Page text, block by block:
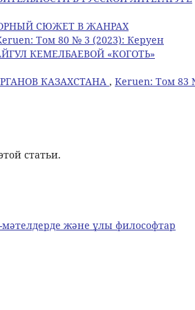
СЮЖЕТ В ЖАНРАХ
Том 80 № 3 (2023): Керуен
КЕМЕЛБАЕВОЙ «КОГОТЬ»
КАЗАХСТАНА , Keruen: Том 83
статьи.
мәтелдерде және ұлы философтар